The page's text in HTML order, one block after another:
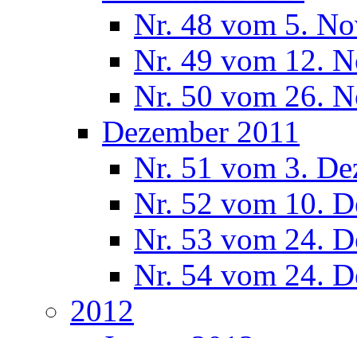
Nr. 48 vom 5.
Nr. 49 vom 12.
Nr. 50 vom 26.
Dezember 2011
Nr. 51 vom 3.
Nr. 52 vom 10.
Nr. 53 vom 24.
Nr. 54 vom 24.
2012